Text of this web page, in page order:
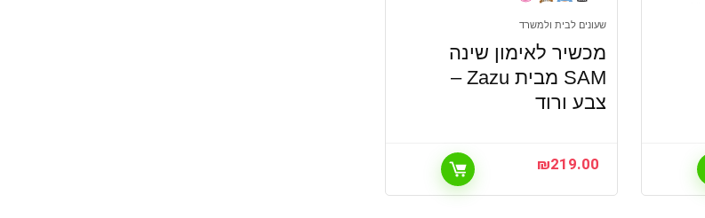
שעונים לבית ולמשרד
מכשיר לאימון שינה
SAM מבית Zazu –
צבע ורוד
₪219.00